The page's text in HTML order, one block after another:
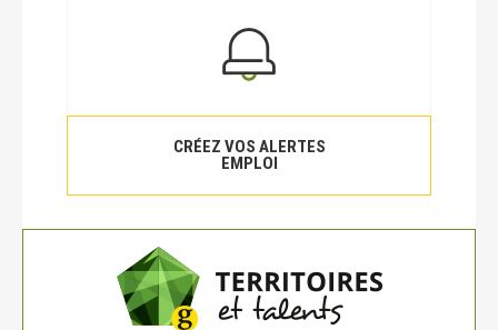
CRÉEZ VOS ALERTES
EMPLOI